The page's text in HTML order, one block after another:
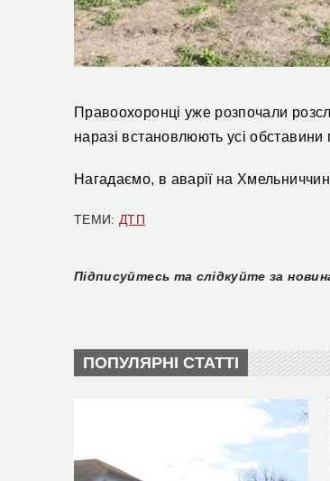
Правоохоронці уже розпочали
наразі встановлюють усі обставини
Нагадаємо, в аварії на
ТЕМИ: ДТП
Підписуйтесь та слідкуйте за
ПОПУЛЯРНІ СТАТТІ